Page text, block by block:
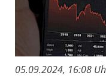
05.09.2024, 16:08